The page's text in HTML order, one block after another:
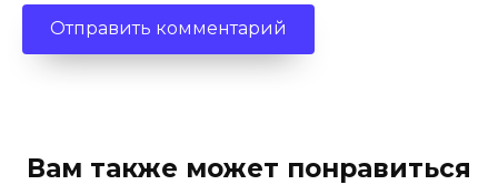
Вам также может понравиться